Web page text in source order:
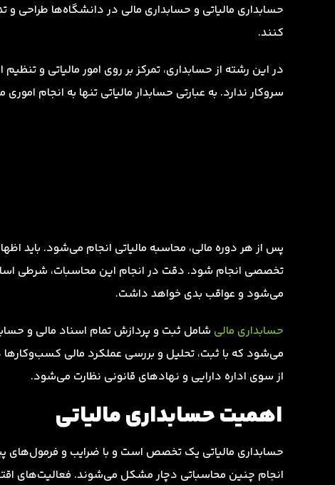
حسابداری مالیاتی و حسابداری مالی در دانشگاه‌ها طراحی و
کنند.
در این رشته از حسابداری، تمرکز بر روی امور مالیاتی و
سروکار ندارد. به عبارتی حسابدار مالیاتی تنها به انجام
پس از هر دوره مالی، محاسبه مالیاتی انجام می‌شود. باید
تخصصی انجام شود. دقت در انجام این محاسبات، شرطی
می‌شود و عواقب بدی خواهد داشت.
حسابداری مالی شامل ثبت و پردازش تمام اسناد مالی و
می‌شود که با ثبت، تحلیل و بررسی عملکرد مالی کسب‌وکارها
از سوی اداره دارایی و نهادهای قانونی نظارت می‌شود.
اهمیت حسابداری مالیاتی
حسابداری مالیاتی یک تخصص است و با ضرایب و
انجام چنین محاسباتی دچار مشکل می‌شوند. فعالیت‌های